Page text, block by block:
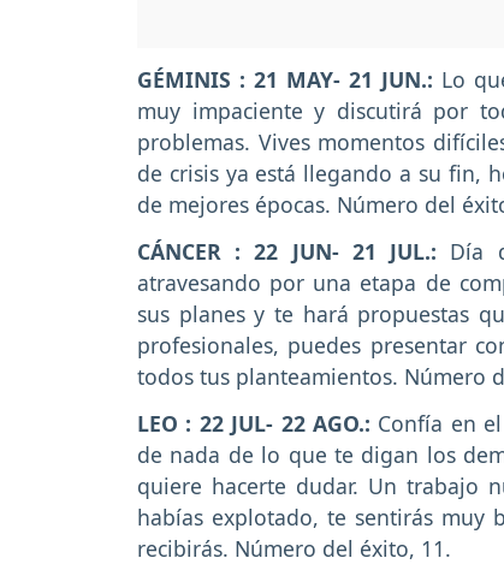
GÉMINIS : 21 MAY- 21 JUN.: Lo
muy impaciente y discutirá por
problemas. Vives momentos
de crisis ya está llegando a su fin,
de mejores épocas. Número del
CÁNCER : 22 JUN- 21 JUL.: Día
atravesando por una etapa de
sus planes y te hará propuestas
profesionales, puedes presentar
todos tus planteamientos. Número
LEO : 22 JUL- 22 AGO.: Confía en
de nada de lo que te digan los
quiere hacerte dudar. Un trabajo
habías explotado, te sentirás muy
recibirás. Número del éxito, 11.